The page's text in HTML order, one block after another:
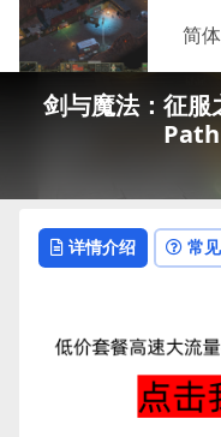
剑与魔法：征
详情介绍 常